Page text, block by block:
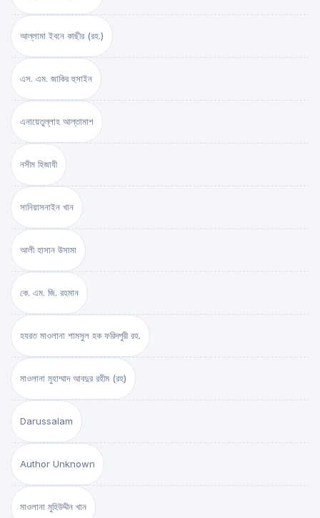
আল্লামা ইবনে কাছীর (রহ.)
এস. এম. জাকির হুসাইন
এনায়েতুল্লাহ আল্‌তামাশ
নসীম হিজাযী
সানিয়াসনাইন খান
আলী হাসান উসামা
কে. এম. জি. রহমান
হযরত মাওলানা শামসুল হক ফরিদপুরী রহ.
মাওলানা মুহাম্মাদ আবদুর রহীম (রহ)
Darussalam
Author Unknown
মাওলানা মুহিউদ্দীন খান